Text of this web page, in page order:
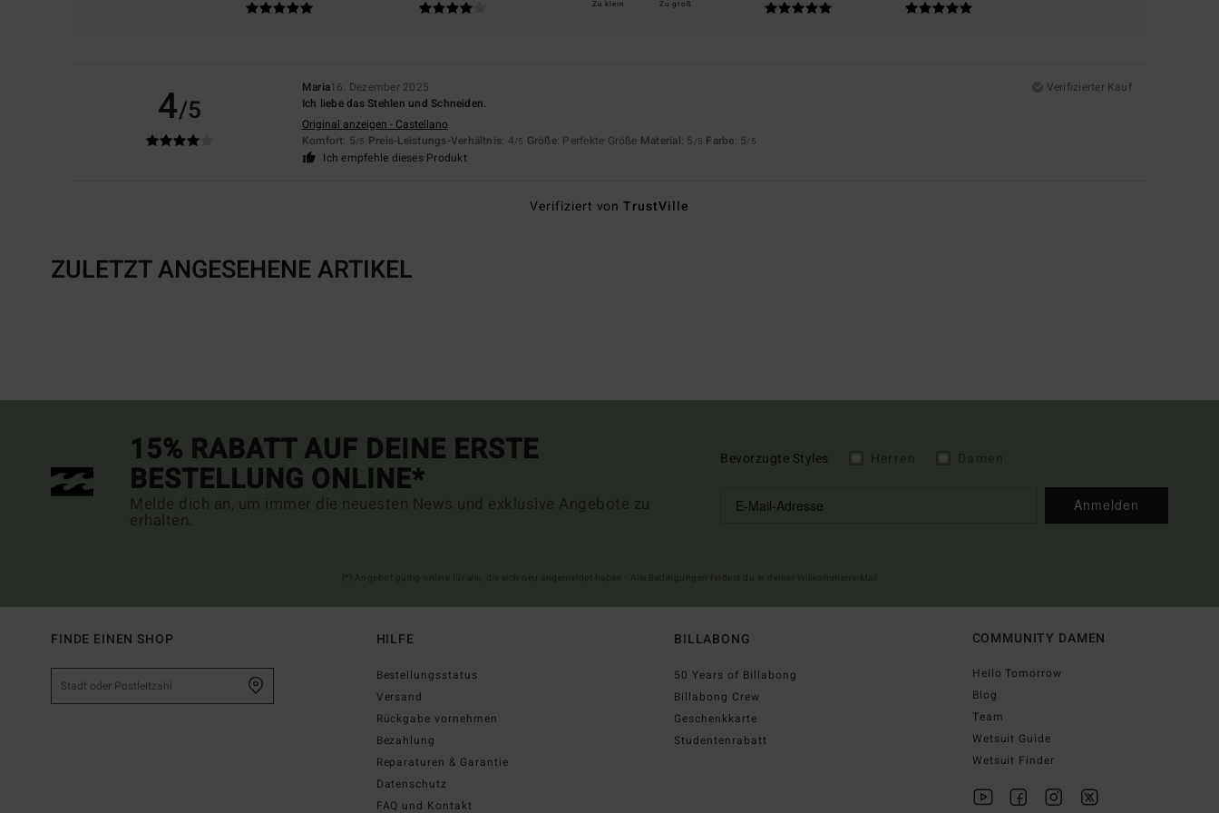
Zu klein Zu groß
4/5
Maria16. Dezember 2025
Verifizierter Kauf
Ich liebe das Stehlen und Schneiden.
Original anzeigen - Castellano
Komfort: 5/5 Preis-Leistungs-Verhältnis: 4/5 Größe: Perfekte Größe Material: 5 /5 Farbe: 5/5
Ich empfehle dieses Produkt
Verifiziert vonTrustVille
ZULETZT ANGESEHENE ARTIKEL
15% RABATT AUF DEINE ERSTE
BESTELLUNG ONLINE*
Melde dich an, um immer die neuesten News und exklusive Angebote zu
erhalten.
Bevorzugte Styles
Anmelden
FINDE EINEN SHOP HILFE
Bestellungsstatus
Versand
Rückgabe vornehmen
Bezahlung
Reparaturen & Garantie
Datenschutz
FAQ und Kontakt
BILLABONG
50 Years of Billabong
Billabong Crew
Geschenkkarte
Studentenrabatt
COMMUNITY DAMEN
Hello Tomorrow
Blog
Team
Wetsuit Guide
Wetsuit Finder